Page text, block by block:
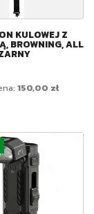
KULOWEJ Z
BROWNING, ALL
150,00 zł